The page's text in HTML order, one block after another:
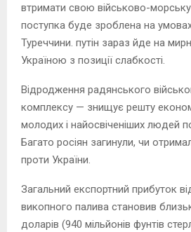
втримати свою військово-
поступка буде зроблена на умовах
Туреччини. путін зараз йде на
Україною з позиції слабкості.
Відродження радянського
комплексу — знищує решту
молодих і найосвіченіших людей
Багато росіян загинули, чи
проти України.
Загальний експортний прибуток
викопного палива становив
доларів (940 мільйонів фунтів